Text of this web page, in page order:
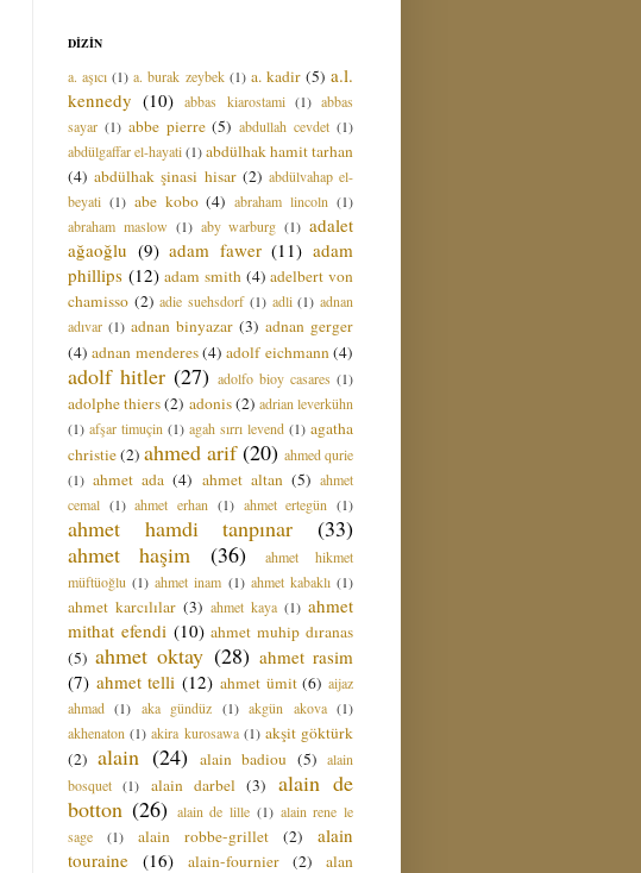
DİZİN
a. aşıcı (1) a. burak zeybek (1) a. kadir (5) a.l.
kennedy (10) abbas kiarostami (1) abbas
sayar (1) abbe pierre (5) abdullah cevdet (1)
abdülgaffar el-hayati(1)abdülhak hamit tarhan
(4) abdülhak şinasi hisar (2) abdülvahap el-
beyati (1) abe kobo (4) abraham lincoln (1)
abraham maslow (1) aby warburg (1) adalet
ağaoğlu (9) adam fawer (11) adam
phillips (12) adam smith (4) adelbert von
chamisso (2) adie suehsdorf (1) adli (1) adnan
adıvar (1) adnan binyazar (3) adnan gerger
(4) adnan menderes(4) adolf eichmann (4)
adolf hitler (27) adolfo bioy casares (1)
adolphe thiers(2) adonis(2) adrian leverkühn
(1) afşar timuçin (1) agah sırrı levend (1) agatha
christie(2) ahmed arif (20) ahmed qurie
(1) ahmet ada (4) ahmet altan (5) ahmet
cemal (1) ahmet erhan (1) ahmet ertegün (1)
ahmet hamdi tanpınar
(33)
ahmet haşim
(36)
ahmet hikmet
müftüoğlu (1) ahmet inam (1) ahmet kabaklı (1)
ahmet karcılılar (3) ahmet kaya (1) ahmet
mithat efendi (10) ahmet muhip dıranas
(5) ahmet oktay (28) ahmet rasim
(7) ahmet telli (12) ahmet ümit (6) aijaz
ahmad (1) aka gündüz (1) akgün akova (1)
akhenaton (1) akira kurosawa (1) akşit göktürk
(2) alain (24) alain badiou (5) alain
bosquet (1) alain darbel (3)
alain de
botton (26) alain de lille (1) alain rene le
sage
(1) alain robbe-grillet (2)
alain
touraine (16) alain-fournier (2)
alan